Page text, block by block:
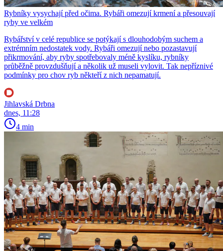
Rybníky vysychají před očima. Rybáři omezují krmení a přesouvají
ryby ve velkém
Rybářství v celé republice se potýkají s dlouhodobým suchem a
extrémním nedostatek vody. Rybáři omezují nebo pozastavují
přikrmování, aby ryby spotřebovaly méně kyslíku, rybníky
průběžně provzdušňují a několik už museli vylovit. Tak nepříznivé
podmínky pro chov ryb někteří z nich nepamatují.
Jihlavská Drbna
dnes, 11:28
4 min